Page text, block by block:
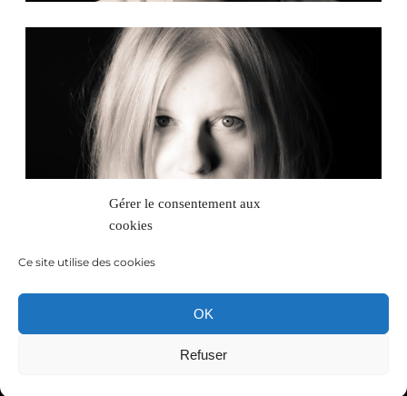
Gérer le consentement aux
cookies
Ce site utilise des cookies
OK
Refuser